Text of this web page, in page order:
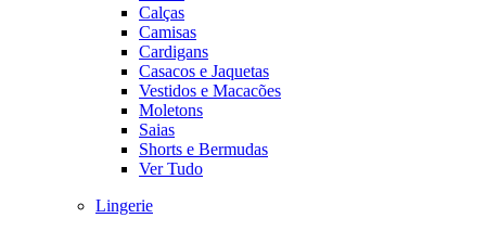
Calças
Camisas
Cardigans
Casacos e Jaquetas
Vestidos e Macacões
Moletons
Saias
Shorts e Bermudas
Ver Tudo
Lingerie